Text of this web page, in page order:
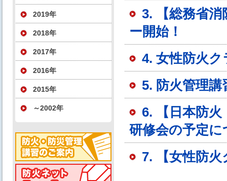
2019年
2018年
2017年
2016年
2015年
～2002年
3. 【総務省
ー開始！
4. 女性防火
5. 防火管理
6. 【日本防
研修会の予定に
7. 【女性防